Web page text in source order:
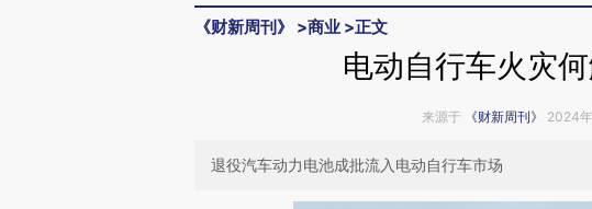
《财新周刊》 >商业 >正文
电动自行车火灾
来源于 《财新周刊》 2024
退役汽车动力电池成批流入电动自行车市场